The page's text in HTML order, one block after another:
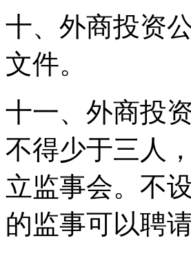
十、外商投资
文件。
十一、外商投
不得少于三人
立监事会。不
的监事可以聘